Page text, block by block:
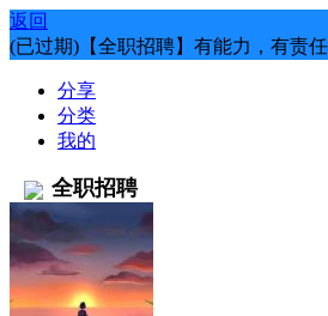
返回
(已过期)【全职招聘】有能力，有责
分享
分类
我的
全职招聘